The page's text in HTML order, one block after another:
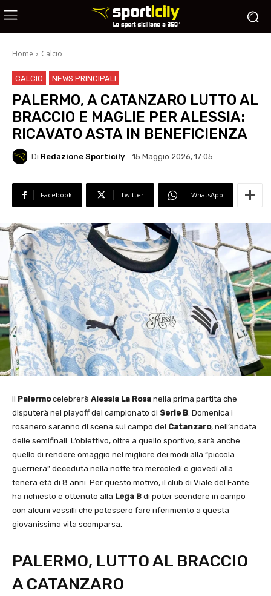
Home Calcio
CALCIO NEWS PRINCIPALI
PALERMO, A CATANZARO LUTTO AL
BRACCIO E MAGLIE PER ALESSIA:
RICAVATO ASTA IN BENEFICIENZA
Di Redazione Sporticily 15 Maggio 2026, 17:05
Facebook Twitter WhatsApp
Il Palermocelebrerà Alessia La Rosa nella prima partita che
disputerà nei playoff del campionato di Serie B. Domenica i
rosanero saranno di scena sul campo del Catanzaro, nell’andata
delle semifinali. L’obiettivo, oltre a quello sportivo, sarà anche
quello di rendere omaggio nel migliore dei modi alla “piccola
guerriera” deceduta nella notte tra mercoledì e giovedì alla
tenera età di 8 anni. Per questo motivo, il club di Viale del Fante
ha richiesto e ottenuto alla Lega B di poter scendere in campo
con alcuni vessilli che potessero fare riferimento a questa
giovanissima vita scomparsa.
PALERMO, LUTTO AL BRACCIO
A CATANZARO